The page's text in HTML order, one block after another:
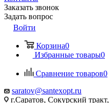
Заказать звонок
Задать вопрос
Войти
Корзина0
Избранные товары0
Сравнение товаров0
saratov@santexopt.ru
г.Саратов, Сокурский тракт,